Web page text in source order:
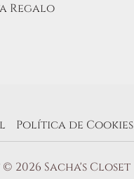
Regalo
Política de Cookies
2026 Sacha's Closet